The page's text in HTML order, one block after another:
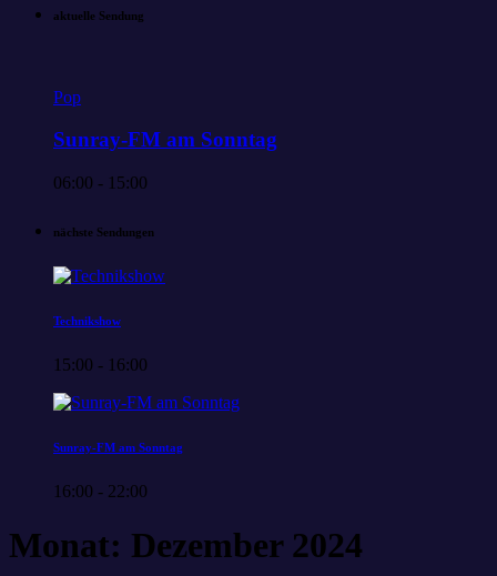
aktuelle Sendung
Pop
Sunray-FM am Sonntag
06:00 - 15:00
nächste Sendungen
Technikshow
15:00 - 16:00
Sunray-FM am Sonntag
16:00 - 22:00
Monat: Dezember 2024